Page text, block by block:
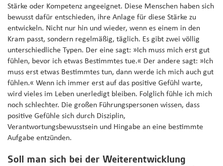
Stärke oder Kompetenz angeeignet. Diese Menschen haben sich
bewusst dafür entschieden, ihre Anlage für diese Stärke zu
entwickeln. Nicht nur hin und wieder, wenn es einem in den
Kram passt, sondern regelmäßig, täglich. Es gibt zwei völlig
unterschiedliche Typen. Der eine sagt: »Ich muss mich erst gut
fühlen, bevor ich etwas Bestimmtes tue.« Der andere sagt: »Ich
muss erst etwas Bestimmtes tun, dann werde ich mich auch gut
fühlen.« Wenn ich immer erst auf das positive Gefühl warte,
wird vieles im Leben unerledigt bleiben. Folglich fühle ich mich
noch schlechter. Die großen Führungspersonen wissen, dass
positive Gefühle sich durch Disziplin,
Verantwortungsbewusstsein und Hingabe an eine bestimmte
Aufgabe entzünden.
Soll man sich bei der Weiterentwicklung